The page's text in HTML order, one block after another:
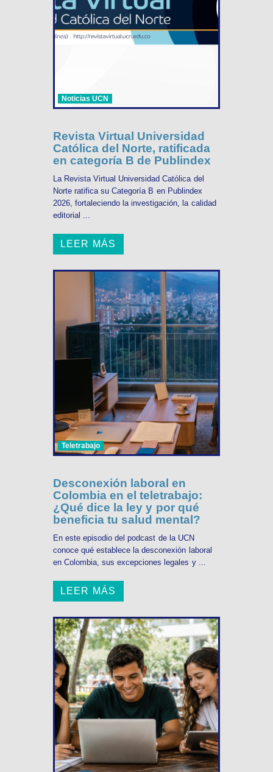
Noticias UCN
Revista Virtual Universidad
Católica del Norte, ratificada
en categoría B de Publindex
La Revista Virtual Universidad Católica del
Norte ratifica su Categoría B en Publindex
2026, fortaleciendo la investigación, la calidad
editorial ...
LEER MÁS
Teletrabajo
Desconexión laboral en
Colombia en el teletrabajo:
¿Qué dice la ley y por qué
beneficia tu salud mental?
En este episodio del podcast de la UCN
conoce qué establece la desconexión laboral
en Colombia, sus excepciones legales y ...
LEER MÁS